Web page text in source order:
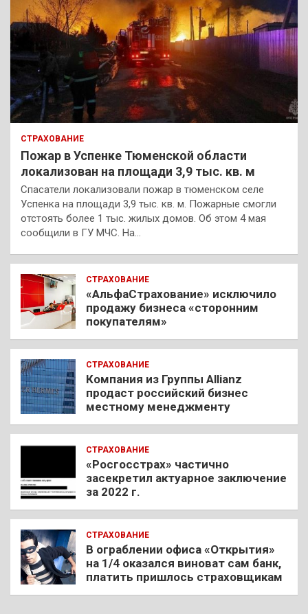
СТРАХОВАНИЕ
Пожар в Успенке Тюменской области
локализован на площади 3,9 тыс. кв. м
Спасатели локализовали пожар в тюменском селе
Успенка на площади 3,9 тыс. кв. м. Пожарные смогли
отстоять более 1 тыс. жилых домов. Об этом 4 мая
сообщили в ГУ МЧС. На…
СТРАХОВАНИЕ
«АльфаСтрахование» исключило
продажу бизнеса «сторонним
покупателям»
СТРАХОВАНИЕ
Компания из Группы Allianz
продаст российский бизнес
местному менеджменту
СТРАХОВАНИЕ
«Росгосстрах» частично
засекретил актуарное заключение
за 2022 г.
СТРАХОВАНИЕ
В ограблении офиса «Открытия»
на 1/4 оказался виноват сам банк,
платить пришлось страховщикам